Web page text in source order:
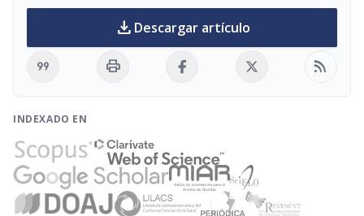
download Descargar artículo
format_quote print rss_feed
INDEXADO EN